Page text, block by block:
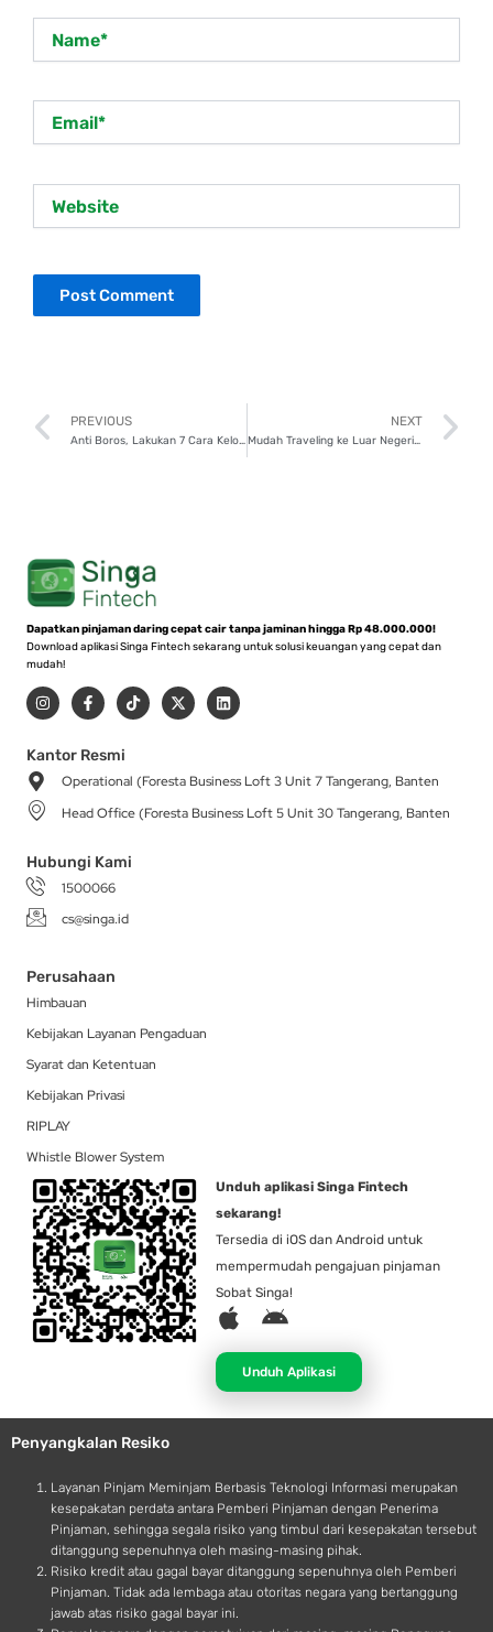
Prev
PREVIOUS
Anti Boros, Lakukan 7 Cara Kelola Keuangan Bijak di Era Digital!
NEXT
Mudah Traveling ke Luar Negeri? Ikuti 7 Panduan Menabungnya!
Dapatkan pinjaman daring cepat cair tanpa jaminan hingga Rp 48.000.000!
Download aplikasi Singa Fintech sekarang untuk solusi keuangan yang cepat dan
mudah!
I
n
s
a
g
r
a
m
F
a
c
b
o
-
T
i
k
X
-
t
t
r
L
i
n
i
Kantor Resmi
Operational (Foresta Business Loft 3 Unit 7 Tangerang, Banten
Head Office (Foresta Business Loft 5 Unit 30 Tangerang, Banten
Hubungi Kami
1500066
cs@singa.id
Perusahaan
Himbauan
Kebijakan Layanan Pengaduan
Syarat dan Ketentuan
Kebijakan Privasi
RIPLAY
Whistle Blower System
Unduh aplikasi Singa Fintech
sekarang!
Tersedia di iOS dan Android untuk
mempermudah pengajuan pinjaman
Sobat Singa!
A
p
l
e
A
d
r
o
d
Unduh Aplikasi
Penyangkalan Resiko
Layanan Pinjam Meminjam Berbasis Teknologi Informasi merupakan
kesepakatan perdata antara Pemberi Pinjaman dengan Penerima
Pinjaman, sehingga segala risiko yang timbul dari kesepakatan tersebut
ditanggung sepenuhnya oleh masing-masing pihak.
Risiko kredit atau gagal bayar ditanggung sepenuhnya oleh Pemberi
Pinjaman. Tidak ada lembaga atau otoritas negara yang bertanggung
jawab atas risiko gagal bayar ini.